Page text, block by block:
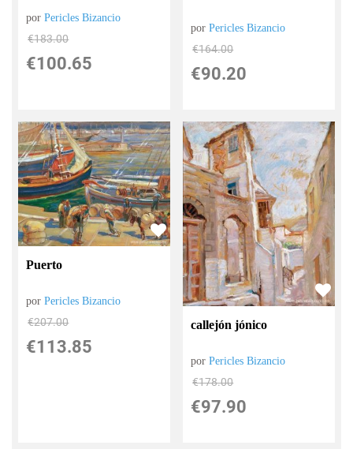
porPericles Bizancio
€183.00
€100.65
porPericles Bizancio
€164.00
€90.20
Puerto
porPericles Bizancio
€207.00
€113.85
callejón jónico
porPericles Bizancio
€178.00
€97.90